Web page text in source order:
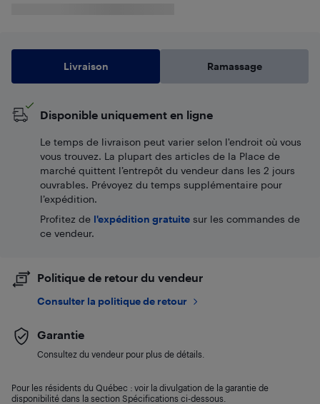
Livraison Ramassage
Disponible uniquement en ligne
Le temps de livraison peut varier selon l'endroit où vous
vous trouvez. La plupart des articles de la Place de
marché quittent l’entrepôt du vendeur dans les 2 jours
ouvrables. Prévoyez du temps supplémentaire pour
l’expédition.
Profitez de l'expédition gratuite sur les commandes de
ce vendeur.
Politique de retour du vendeur
Consulter la politique de retour
Garantie
Consultez du vendeur pour plus de détails.
Pour les résidents du Québec : voir la divulgation de la garantie de
disponibilité dans la section Spécifications ci-dessous.